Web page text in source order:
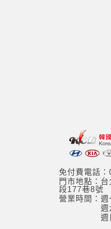
免付費電話
門市地點：
段177巷8號
營業時間：
週六
週日及